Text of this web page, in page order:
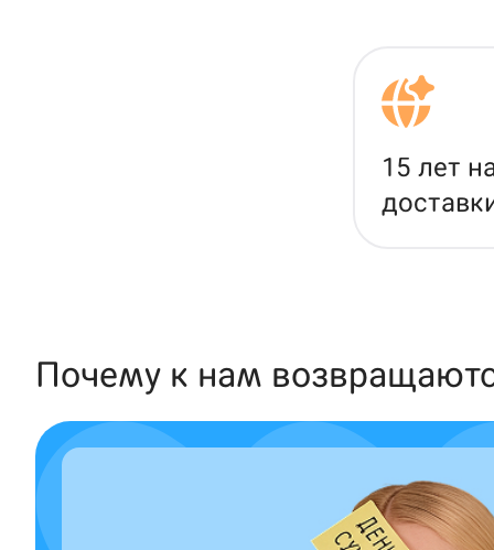
15 лет
Почему к нам